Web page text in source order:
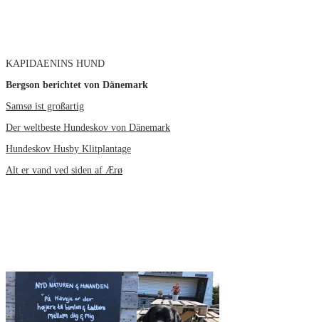
KAPIDAENINS HUND
Bergson berichtet von Dänemark
Samsø ist großartig
Der weltbeste Hundeskov von Dänemark
Hundeskov Husby Klitplantage
Alt er vand ved siden af Ærø